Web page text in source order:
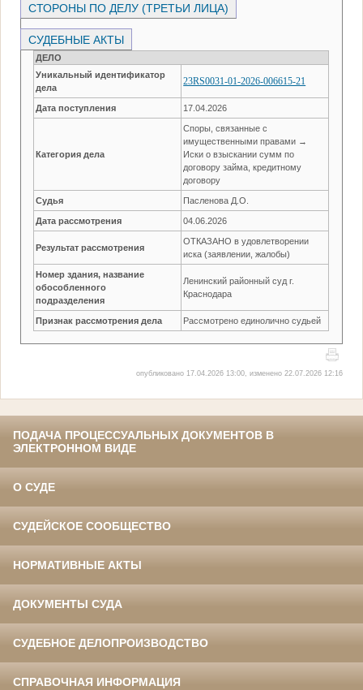
СТОРОНЫ ПО ДЕЛУ (ТРЕТЬИ ЛИЦА)
СУДЕБНЫЕ АКТЫ
ДЕЛО
Уникальный идентификатор
дела
23RS0031-01-2026-006615-21
Дата поступления 17.04.2026
Категория дела
Споры, связанные с
имущественными правами →
Иски о взыскании сумм по
договору займа, кредитному
договору
Судья Пасленова Д.О.
Дата рассмотрения 04.06.2026
Результат рассмотрения
ОТКАЗАНО в удовлетворении
иска (заявлении, жалобы)
Номер здания, название
обособленного
подразделения
Ленинский районный суд г.
Краснодара
Признак рассмотрения дела Рассмотрено единолично судьей
опубликовано 17.04.2026 13:00, изменено 22.07.2026 12:16
ПОДАЧА ПРОЦЕССУАЛЬНЫХ ДОКУМЕНТОВ В
ЭЛЕКТРОННОМ ВИДЕ
О СУДЕ
СУДЕЙСКОЕ СООБЩЕСТВО
НОРМАТИВНЫЕ АКТЫ
ДОКУМЕНТЫ СУДА
СУДЕБНОЕ ДЕЛОПРОИЗВОДСТВО
СПРАВОЧНАЯ ИНФОРМАЦИЯ